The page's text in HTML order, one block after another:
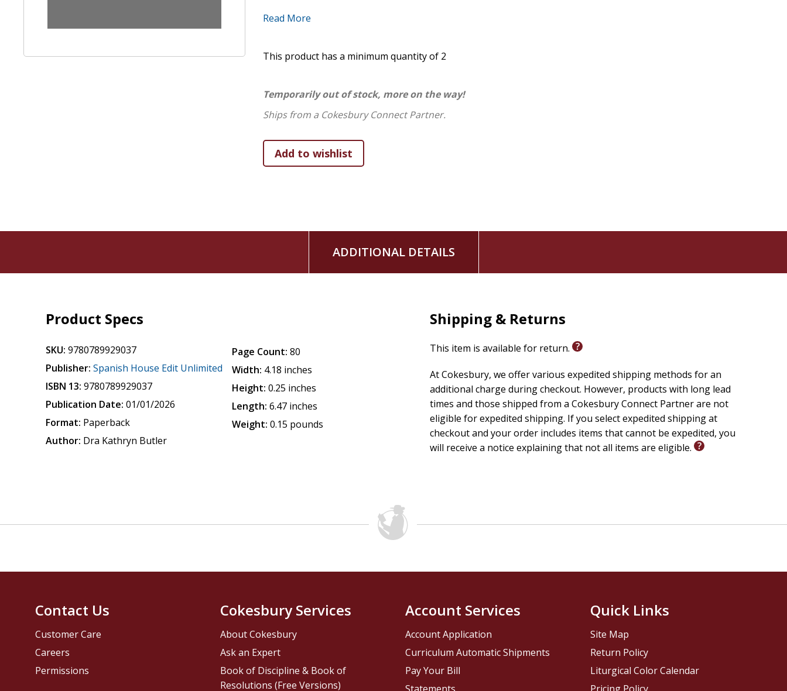
En este libro, la autora y médica Kathryn Butler aborda las ideas erróneas más comunes sobre las enfermedades
Read More
This product has a minimum quantity of 2
Temporarily out of stock, more on the way!
Ships from a Cokesbury Connect Partner.
ADDITIONAL DETAILS
Product Specs
SKU: 9780789929037
Publisher: Spanish House Edit Unlimited
ISBN 13: 9780789929037
Publication Date: 01/01/2026
Format: Paperback
Author: Dra Kathryn Butler
Page Count: 80
Width: 4.18 inches
Height: 0.25 inches
Length: 6.47 inches
Weight: 0.15 pounds
Shipping & Returns
This item is available for return.
At Cokesbury, we offer various expedited shipping methods for an
additional charge during checkout. However, products with long lead
times and those shipped from a Cokesbury Connect Partner are not
eligible for expedited shipping. If you select expedited shipping at
checkout and your order includes items that cannot be expedited, you
will receive a notice explaining that not all items are eligible.
Contact Us
Customer Care
Careers
Permissions
Cokesbury Services
About Cokesbury
Ask an Expert
Book of Discipline & Book of
Resolutions (Free Versions)
Account Services
Account Application
Curriculum Automatic Shipments
Pay Your Bill
Quick Links
Site Map
Return Policy
Liturgical Color Calendar